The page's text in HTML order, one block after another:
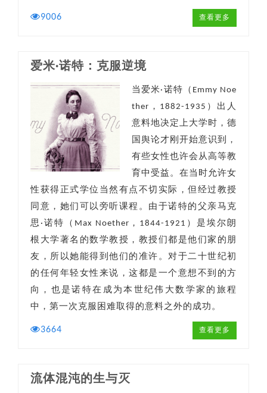
9006 查看更多
爱米·诺特：克服逆境
当爱米·诺特（Emmy Noe
ther，1882-1935）出人
意料地决定上大学时，德
国舆论才刚开始意识到，
有些女性也许会从高等教
育中受益。在当时允许女
性获得正式学位当然有点不切实际，但经过教授
同意，她们可以旁听课程。由于诺特的父亲马克
思·诺特（Max Noether，1844-1921）是埃尔朗
根大学著名的数学教授，教授们都是他们家的朋
友，所以她能得到他们的准许。对于二十世纪初
的任何年轻女性来说，这都是一个意想不到的方
向，也是诺特在成为本世纪伟大数学家的旅程
中，第一次克服困难取得的意料之外的成功。
3664 查看更多
流体混沌的生与灭